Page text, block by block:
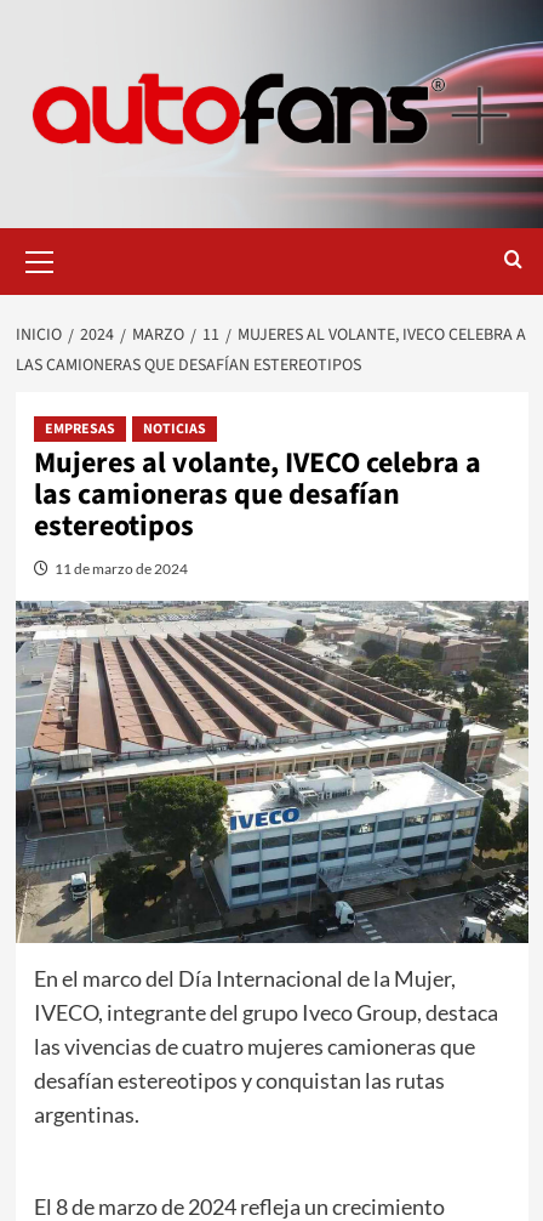
primario
INICIO 2024 MARZO 11
MUJERES AL VOLANTE, IVECO CELEBRA A
LAS CAMIONERAS QUE DESAFÍAN ESTEREOTIPOS
EMPRESAS NOTICIAS
Mujeres al volante, IVECO celebra a
las camioneras que desafían
estereotipos
11 de marzo de 2024
En el marco del Día Internacional de la Mujer,
IVECO, integrante del grupo Iveco Group, destaca
las vivencias de cuatro mujeres camioneras que
desafían estereotipos y conquistan las rutas
argentinas.
El 8 de marzo de 2024 refleja un crecimiento